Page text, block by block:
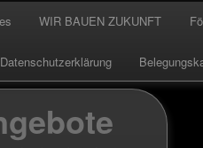
WIR BAUEN ZUKUNFT
Datenschutzerklärung